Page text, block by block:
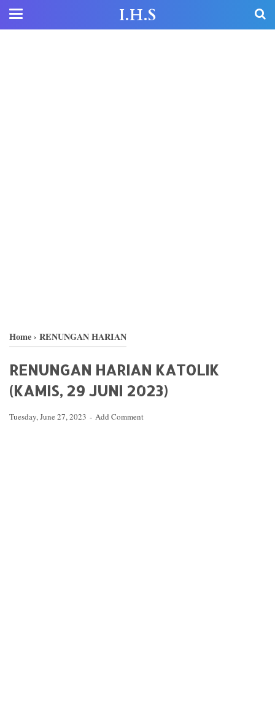
I.H.S
Home› RENUNGAN HARIAN
RENUNGAN HARIAN KATOLIK
(KAMIS, 29 JUNI 2023)
Tuesday, June 27, 2023 Add Comment